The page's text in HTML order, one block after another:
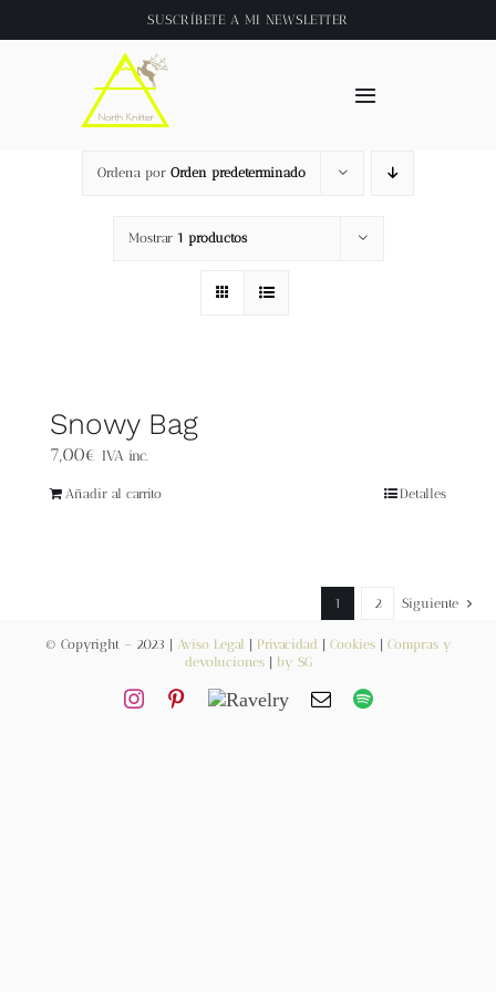
al
SUSCRÍBETE A MI NEWSLETTER
Toggle
Inicio
About
Tienda
Newsletter
Carrito
Ordena por Orden predeterminado
Mostrar 1 productos
Snowy Bag
7,00€ IVA inc.
Añadir al carrito Detalles
1 2 Siguiente
© Copyright – 2023 | Aviso Legal Privacidad Cookies| Compras y
devoluciones| by SG